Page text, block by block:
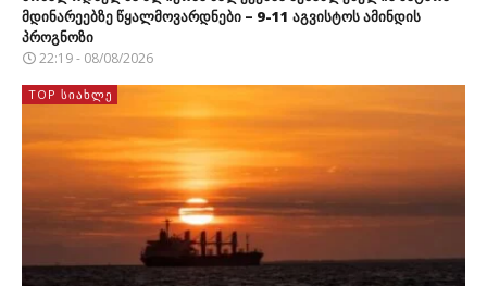
მდინარეებზე წყალმოვარდნები – 9-11 აგვისტოს ამინდის
პროგნოზი
22:19 - 08/08/2026
TOP ᲡᲘᲐᲮᲚᲔ